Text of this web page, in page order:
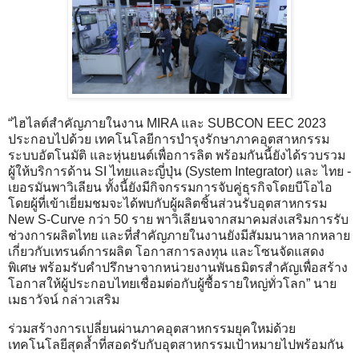
“ไฮไลต์สำคัญภายในงาน MIRA และ SUBCON EEC 2023
ประกอบไปด้วย เทคโนโลยีการบำรุงรักษาภาคอุตสาหกรรม
ระบบอัตโนมัติ และหุ่นยนต์เพื่อการลิต พร้อมกันนี้ยังได้รวบรวม
ผู้ให้บริการด้าน SI ไทยและญี่ปุ่น (System Integrator) และ ไทย -
เยอรมันพาวิเลียน ทั้งนี้ยังมีกิจกรรมการจับคู่ธุรกิจโดยบีโอไอ
โดยผู้ที่เข้าเยี่ยมชมจะได้พบกับผู้ผลิตชิ้นส่วนรับอุตสาหกรรม
New S-Curve กว่า 50 ราย พาวิเลียนจากสมาคมส่งเสริมการรับ
ช่วงการผลิตไทย และที่สำคัญภายในงานยังมีสัมมนาหลากหลาย
เกี่ยวกับเทรนด์การผลิต โอกาสการลงทุน และโซนจัดแสดง
พิเศษ พร้อมรับคำปรึกษาจากหน่วยงานพันธมิตรสำคัญเพื่อสร้าง
โอกาสให้ผู้ประกอบไทยเชื่อมต่อกับผู้ซื้อรายใหญ่ทั่วโลก” นาย
เมธาวัจน์ กล่าวเสริม
ร่วมสร้างการเปลี่ยนผ่านภาคอุตสาหกรรมยุคใหม่ด้วย
เทคโนโลยีสุดล้ำที่สอดรับกับอุตสาหกรรมเป้าหมายไปพร้อมกัน